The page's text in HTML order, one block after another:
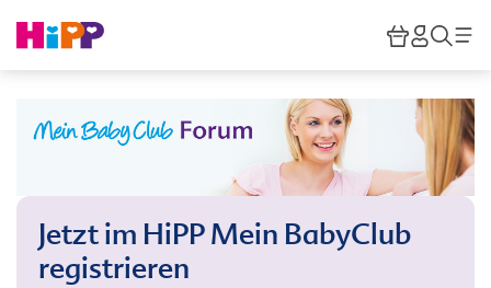
HiPP
Jetzt im HiPP Mein BabyClub
registrieren